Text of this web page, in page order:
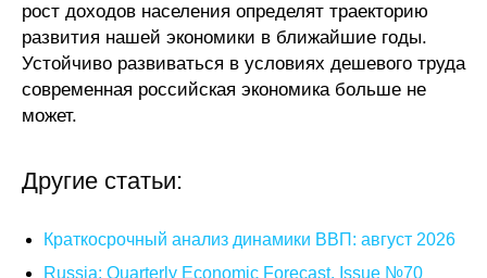
рост доходов населения определят траекторию
развития нашей экономики в ближайшие годы.
Устойчиво развиваться в условиях дешевого труда
современная российская экономика больше не
может.
Другие статьи:
Краткосрочный анализ динамики ВВП: август 2026
Russia: Quarterly Economic Forecast. Issue №70